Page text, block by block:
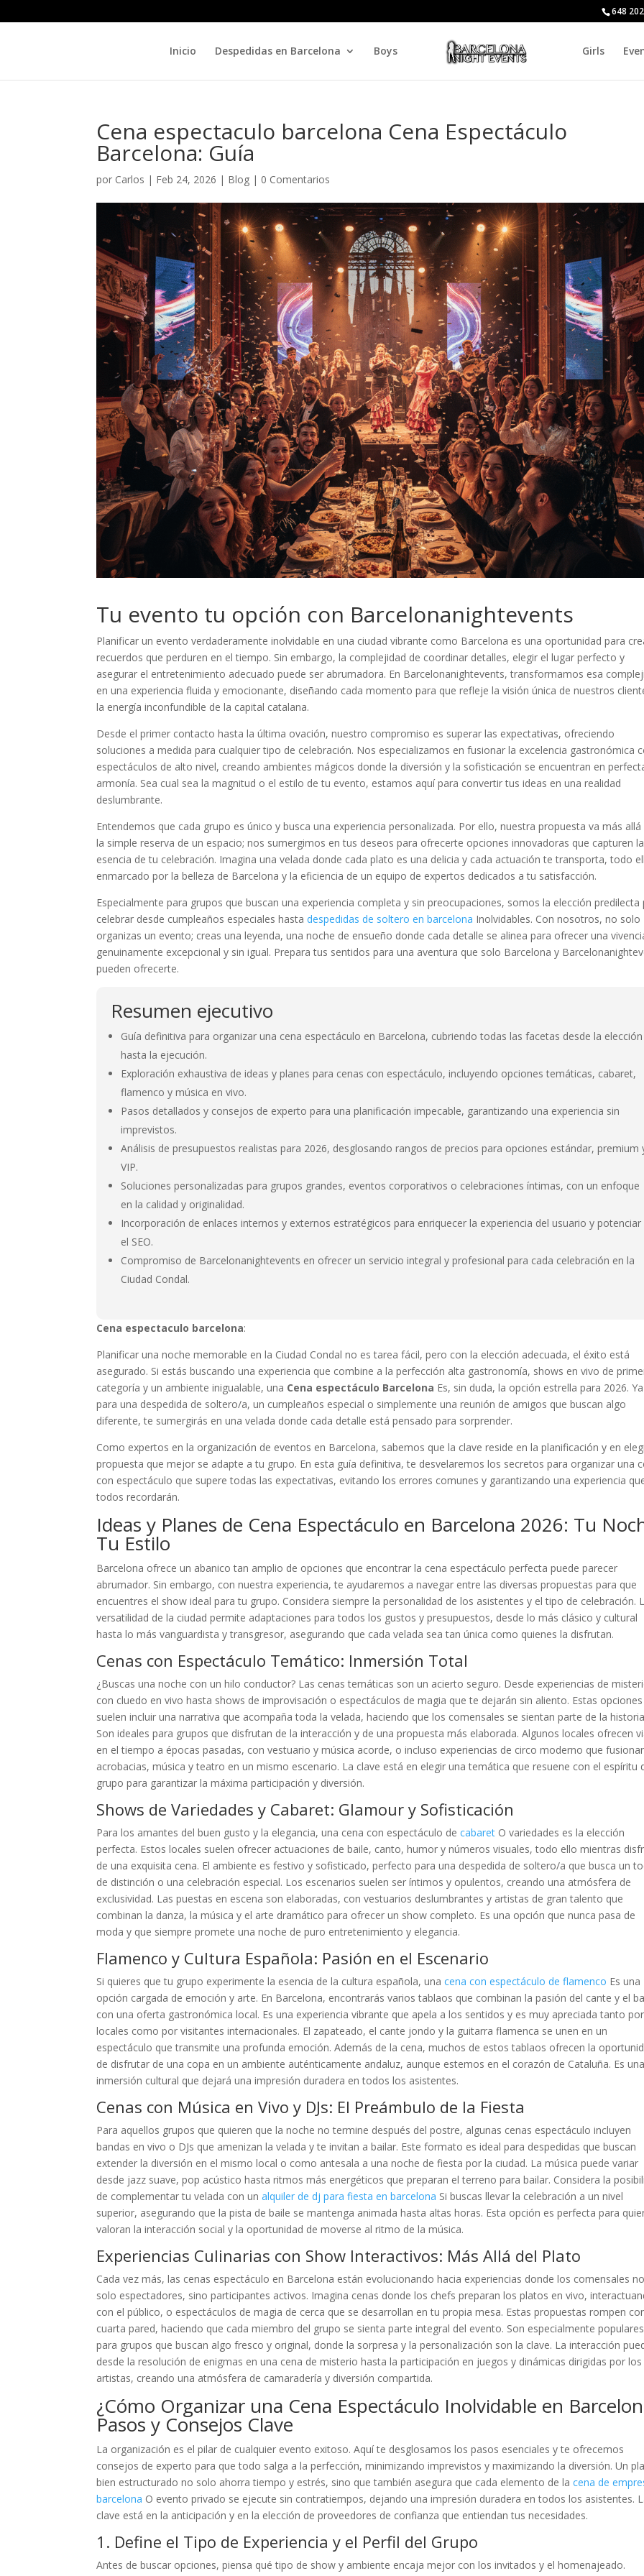
648
Inicio Despedidas en Barcelona Boys Girls
Cena espectaculo barcelona Cena Espectáculo
Barcelona: Guía
por Carlos | Feb 24, 2026 | Blog | 0 Comentarios
Tu evento tu opción con Barcelonanightevents
Planificar un evento verdaderamente inolvidable en una ciudad vibrante como Barcelona es una oportunidad para
recuerdos que perduren en el tiempo. Sin embargo, la complejidad de coordinar detalles, elegir el lugar perfecto y
asegurar el entretenimiento adecuado puede ser abrumadora. En Barcelonanightevents, transformamos esa
en una experiencia fluida y emocionante, diseñando cada momento para que refleje la visión única de nuestros
la energía inconfundible de la capital catalana.
Desde el primer contacto hasta la última ovación, nuestro compromiso es superar las expectativas, ofreciendo
soluciones a medida para cualquier tipo de celebración. Nos especializamos en fusionar la excelencia gastronómica
espectáculos de alto nivel, creando ambientes mágicos donde la diversión y la sofisticación se encuentran en
armonía. Sea cual sea la magnitud o el estilo de tu evento, estamos aquí para convertir tus ideas en una realidad
deslumbrante.
Entendemos que cada grupo es único y busca una experiencia personalizada. Por ello, nuestra propuesta va más allá
la simple reserva de un espacio; nos sumergimos en tus deseos para ofrecerte opciones innovadoras que capturen la
esencia de tu celebración. Imagina una velada donde cada plato es una delicia y cada actuación te transporta, todo
enmarcado por la belleza de Barcelona y la eficiencia de un equipo de expertos dedicados a tu satisfacción.
Especialmente para grupos que buscan una experiencia completa y sin preocupaciones, somos la elección predilecta
celebrar desde cumpleaños especiales hastadespedidas de soltero en barcelona Inolvidables. Con nosotros, no solo
organizas un evento; creas una leyenda, una noche de ensueño donde cada detalle se alinea para ofrecer una
genuinamente excepcional y sin igual. Prepara tus sentidos para una aventura que solo Barcelona y
pueden ofrecerte.
Resumen ejecutivo
Guía definitiva para organizar una cena espectáculo en Barcelona, cubriendo todas las facetas desde la elección
hasta la ejecución.
Exploración exhaustiva de ideas y planes para cenas con espectáculo, incluyendo opciones temáticas, cabaret,
flamenco y música en vivo.
Pasos detallados y consejos de experto para una planificación impecable, garantizando una experiencia sin
imprevistos.
Análisis de presupuestos realistas para 2026, desglosando rangos de precios para opciones estándar, premium
VIP.
Soluciones personalizadas para grupos grandes, eventos corporativos o celebraciones íntimas, con un enfoque
en la calidad y originalidad.
Incorporación de enlaces internos y externos estratégicos para enriquecer la experiencia del usuario y potenciar
el SEO.
Compromiso de Barcelonanightevents en ofrecer un servicio integral y profesional para cada celebración en la
Ciudad Condal.
Cena espectaculo barcelona:
Planificar una noche memorable en la Ciudad Condal no es tarea fácil, pero con la elección adecuada, el éxito está
asegurado. Si estás buscando una experiencia que combine a la perfección alta gastronomía, shows en vivo de
categoría y un ambiente inigualable, una Cena espectáculo Barcelona Es, sin duda, la opción estrella para 2026.
para una despedida de soltero/a, un cumpleaños especial o simplemente una reunión de amigos que buscan algo
diferente, te sumergirás en una velada donde cada detalle está pensado para sorprender.
Como expertos en la organización de eventos en Barcelona, sabemos que la clave reside en la planificación y en
propuesta que mejor se adapte a tu grupo. En esta guía definitiva, te desvelaremos los secretos para organizar una
con espectáculo que supere todas las expectativas, evitando los errores comunes y garantizando una experiencia
todos recordarán.
Ideas y Planes de Cena Espectáculo en Barcelona 2026: Tu
Tu Estilo
Barcelona ofrece un abanico tan amplio de opciones que encontrar la cena espectáculo perfecta puede parecer
abrumador. Sin embargo, con nuestra experiencia, te ayudaremos a navegar entre las diversas propuestas para que
encuentres el show ideal para tu grupo. Considera siempre la personalidad de los asistentes y el tipo de celebración.
versatilidad de la ciudad permite adaptaciones para todos los gustos y presupuestos, desde lo más clásico y cultural
hasta lo más vanguardista y transgresor, asegurando que cada velada sea tan única como quienes la disfrutan.
Cenas con Espectáculo Temático: Inmersión Total
¿Buscas una noche con un hilo conductor? Las cenas temáticas son un acierto seguro. Desde experiencias de
con cluedo en vivo hasta shows de improvisación o espectáculos de magia que te dejarán sin aliento. Estas opciones
suelen incluir una narrativa que acompaña toda la velada, haciendo que los comensales se sientan parte de la
Son ideales para grupos que disfrutan de la interacción y de una propuesta más elaborada. Algunos locales ofrecen
en el tiempo a épocas pasadas, con vestuario y música acorde, o incluso experiencias de circo moderno que
acrobacias, música y teatro en un mismo escenario. La clave está en elegir una temática que resuene con el espíritu
grupo para garantizar la máxima participación y diversión.
Shows de Variedades y Cabaret: Glamour y Sofisticación
Para los amantes del buen gusto y la elegancia, una cena con espectáculo decabaret O variedades es la elección
perfecta. Estos locales suelen ofrecer actuaciones de baile, canto, humor y números visuales, todo ello mientras
de una exquisita cena. El ambiente es festivo y sofisticado, perfecto para una despedida de soltero/a que busca un
de distinción o una celebración especial. Los escenarios suelen ser íntimos y opulentos, creando una atmósfera de
exclusividad. Las puestas en escena son elaboradas, con vestuarios deslumbrantes y artistas de gran talento que
combinan la danza, la música y el arte dramático para ofrecer un show completo. Es una opción que nunca pasa de
moda y que siempre promete una noche de puro entretenimiento y elegancia.
Flamenco y Cultura Española: Pasión en el Escenario
Si quieres que tu grupo experimente la esencia de la cultura española, unacena con espectáculo de flamenco Es una
opción cargada de emoción y arte. En Barcelona, encontrarás varios tablaos que combinan la pasión del cante y el
con una oferta gastronómica local. Es una experiencia vibrante que apela a los sentidos y es muy apreciada tanto por
locales como por visitantes internacionales. El zapateado, el cante jondo y la guitarra flamenca se unen en un
espectáculo que transmite una profunda emoción. Además de la cena, muchos de estos tablaos ofrecen la
de disfrutar de una copa en un ambiente auténticamente andaluz, aunque estemos en el corazón de Cataluña. Es
inmersión cultural que dejará una impresión duradera en todos los asistentes.
Cenas con Música en Vivo y DJs: El Preámbulo de la Fiesta
Para aquellos grupos que quieren que la noche no termine después del postre, algunas cenas espectáculo incluyen
bandas en vivo o DJs que amenizan la velada y te invitan a bailar. Este formato es ideal para despedidas que buscan
extender la diversión en el mismo local o como antesala a una noche de fiesta por la ciudad. La música puede variar
desde jazz suave, pop acústico hasta ritmos más energéticos que preparan el terreno para bailar. Considera la
de complementar tu velada con unalquiler de dj para fiesta en barcelona Si buscas llevar la celebración a un nivel
superior, asegurando que la pista de baile se mantenga animada hasta altas horas. Esta opción es perfecta para
valoran la interacción social y la oportunidad de moverse al ritmo de la música.
Experiencias Culinarias con Show Interactivos: Más Allá del Plato
Cada vez más, las cenas espectáculo en Barcelona están evolucionando hacia experiencias donde los comensales
solo espectadores, sino participantes activos. Imagina cenas donde los chefs preparan los platos en vivo,
con el público, o espectáculos de magia de cerca que se desarrollan en tu propia mesa. Estas propuestas rompen
cuarta pared, haciendo que cada miembro del grupo se sienta parte integral del evento. Son especialmente populares
para grupos que buscan algo fresco y original, donde la sorpresa y la personalización son la clave. La interacción
desde la resolución de enigmas en una cena de misterio hasta la participación en juegos y dinámicas dirigidas por los
artistas, creando una atmósfera de camaradería y diversión compartida.
¿Cómo Organizar una Cena Espectáculo Inolvidable en
Pasos y Consejos Clave
La organización es el pilar de cualquier evento exitoso. Aquí te desglosamos los pasos esenciales y te ofrecemos
consejos de experto para que todo salga a la perfección, minimizando imprevistos y maximizando la diversión. Un
bien estructurado no solo ahorra tiempo y estrés, sino que también asegura que cada elemento de lacena de
barcelona O evento privado se ejecute sin contratiempos, dejando una impresión duradera en todos los asistentes.
clave está en la anticipación y en la elección de proveedores de confianza que entiendan tus necesidades.
1. Define el Tipo de Experiencia y el Perfil del Grupo
Antes de buscar opciones, piensa qué tipo de show y ambiente encaja mejor con los invitados y el homenajeado.